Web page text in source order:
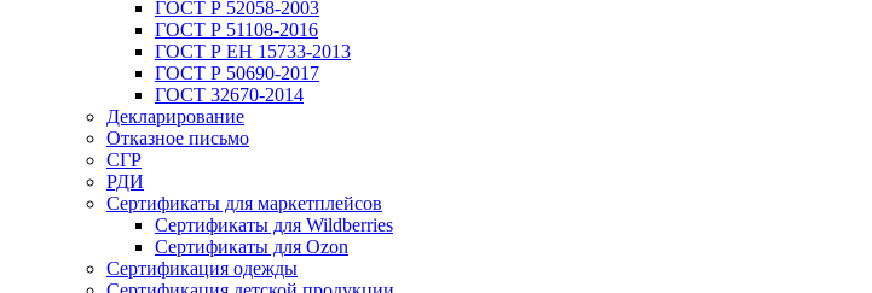
ГОСТ Р 52058-2003
ГОСТ Р 51108-2016
ГОСТ Р ЕН 15733-2013
ГОСТ Р 50690-2017
ГОСТ 32670-2014
Декларирование
Отказное письмо
СГР
РДИ
Сертификаты для маркетплейсов
Сертификаты для Wildberries
Сертификаты для Ozon
Сертификация одежды